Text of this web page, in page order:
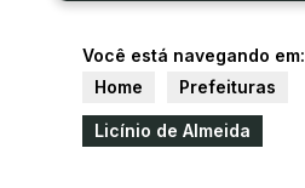
Você está navegando em:
Home
Prefeituras
Licínio de Almeida